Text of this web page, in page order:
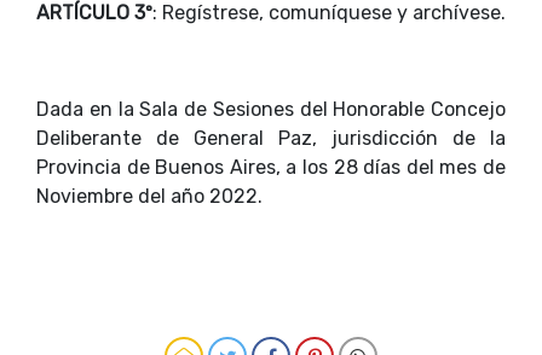
ARTÍCULO 3º: Regístrese, comuníquese y archívese.
Dada en la Sala de Sesiones del Honorable Concejo
Deliberante de General Paz, jurisdicción de la
Provincia de Buenos Aires, a los 28 días del mes de
Noviembre del año 2022.